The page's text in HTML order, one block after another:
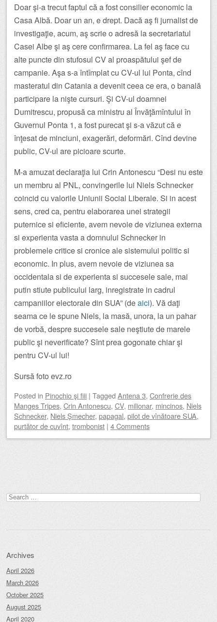
Doar şi-a trecut faptul că a fost consilier economic la
Casa Albă. Doar un an, e drept. Dacă aş fi jurnalist de
investigaţie, acum, aş scrie o adresă la secretariatul
Casei Albe şi aş cere confirmarea. La fel aş face cu
alte puncte din stufosul CV al proaspătului şef de
campanie. Aşa s-a întîmplat cu CV-ul lui Ponta, cînd
masteratul din Catania a devenit ceea ce era, o banală
participare la nişte cursuri. Şi CV-ul doamnei
Dumitrescu, propusă ca ministru al Învăţămîntului în
Guvernul Ponta 1, a fost purecat şi s-a văzut că e
înţesat de minciuni, exagerări, deformări. Cînd devine
public, CV-ul are picioare scurte.
M-a amuzat declaraţia lui Crin Antonescu “Desi nu este
un membru al PNL, convingerile lui Niels Schnecker
coincid cu valorile Uniunii Social Liberale. Si in acest
sens, cred ca, pentru elaborarea unei strategii
puternice si eficiente, avem nevoie de viziunea externa
si experienta vasta a domnului Schnecker in
problemele critice si cronice ale sistemului politic si
economic. In plus, avem nevoie de viziunea sa
occidentala si de experienta si succesele sale, mai
putin stiute publicului larg, inregistrate in cadrul
campaniilor electorale din SUA” (deaici). Vă daţi
seama ce le spune Niels, la masă, unora, la un pahar
de vorbă, despre succesele sale neştiute de marele
public şi neverificate? Sînt prea gogonate chiar şi
pentru CV-ul lui!
Sursă foto evz.ro
Posted in Pinochio şi fiii | Tagged Antena 3, Confrerie des
Manges Tripes, Crin Antonescu, CV, milionar, mincinos, Niels
Schnecker, Niels Şmecher, papagal, pilot de vînătoare SUA,
purtător de cuvînt, trombonist | 4 Comments
Search
for:
Archives
April 2026
March 2026
October 2025
August 2025
April 2020